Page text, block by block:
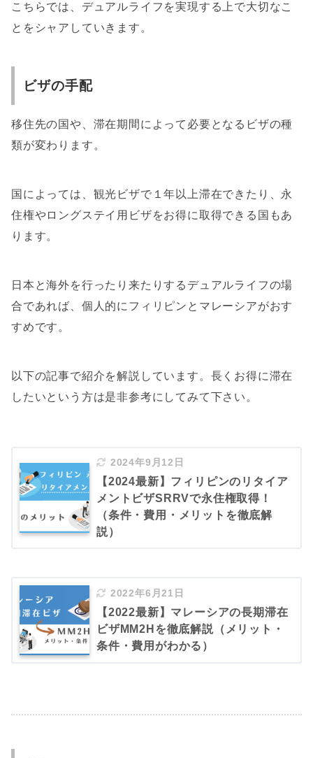
こちらでは、デュアルライフを実現する上で大切なこ
とをシャアしていきます。
ビザの手配
移住先の国や、滞在期間によって必要となるビザの種
類が変わります。
国によっては、観光ビザで１年以上滞在できたり、永
住権やロングステイ用ビザをお得に取得できる国もあ
ります。
日本と海外を行ったり来たりするデュアルライフの場
合であれば、個人的に フィリピンとマレーシアがおす
すめです。
以下の記事で紹介を解説しています。長くお得に滞在
したいという方は是非参考にしてみて下さい。
2024年9月12日
【2024最新】フィリピンのリタイア
メントビザSRRVで永住権取得！
（条件・費用・メリットを徹底解
説）
2022年6月21日
【2022最新】マレーシアの長期滞在
ビザMM2Hを徹底解説（メリット・
条件・費用がわかる）